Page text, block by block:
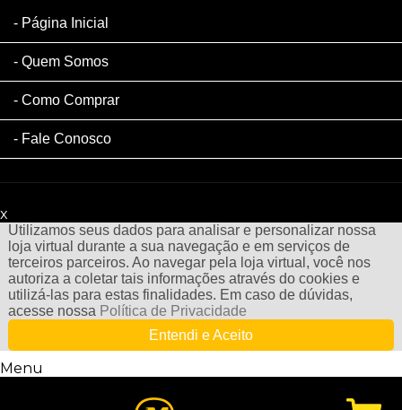
Página Inicial
Quem Somos
Como Comprar
Fale Conosco
x
Utilizamos seus dados para analisar e personalizar nossa
loja virtual durante a sua navegação e em serviços de
terceiros parceiros. Ao navegar pela loja virtual, você nos
autoriza a coletar tais informações através do cookies e
utilizá-las para estas finalidades. Em caso de dúvidas,
acesse nossa Política de Privacidade
Entendi e Aceito
Menu